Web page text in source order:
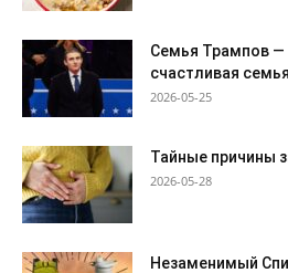
Семья Трампов —
счастливая семья
2026-05-25
Тайные причины
2026-05-28
Незаменимый